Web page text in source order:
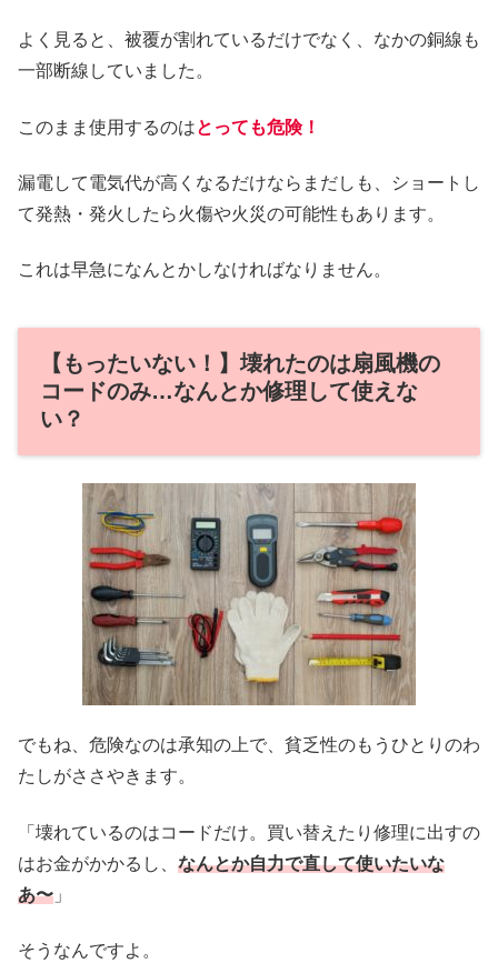
よく見ると、被覆が割れているだけでなく、なかの銅線も
一部断線していました。
このまま使用するのはとっても危険！
漏電して電気代が高くなるだけならまだしも、ショートし
て発熱・発火したら火傷や火災の可能性もあります。
これは早急になんとかしなければなりません。
【もったいない！】壊れたのは扇風機の
コードのみ…なんとか修理して使えな
い？
でもね、危険なのは承知の上で、貧乏性のもうひとりのわ
たしがささやきます。
「壊れているのはコードだけ。買い替えたり修理に出すの
はお金がかかるし、 なんとか自力で直して使いたいな
あ〜 」
そうなんですよ。